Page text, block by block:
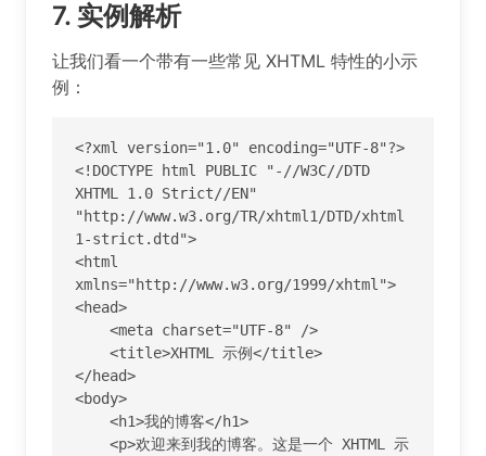
7. 实例解析
让我们看一个带有一些常见 XHTML 特性的小示
例：
<?xml version="1.0" encoding="UTF-8"?>
<!DOCTYPE html PUBLIC "-//W3C//DTD
XHTML 1.0 Strict//EN"
"http://www.w3.org/TR/xhtml1/DTD/xhtml
1-strict.dtd">
<html
xmlns="http://www.w3.org/1999/xhtml">
<head>
</head>
<body>